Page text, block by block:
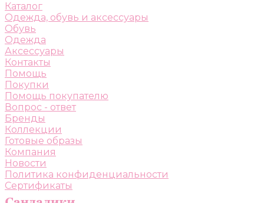
Каталог
Одежда, обувь и аксессуары
Обувь
Одежда
Аксессуары
Контакты
Помощь
Покупки
Помощь покупателю
Вопрос - ответ
Бренды
Коллекции
Готовые образы
Компания
Новости
Политика конфиденциальности
Сертификаты